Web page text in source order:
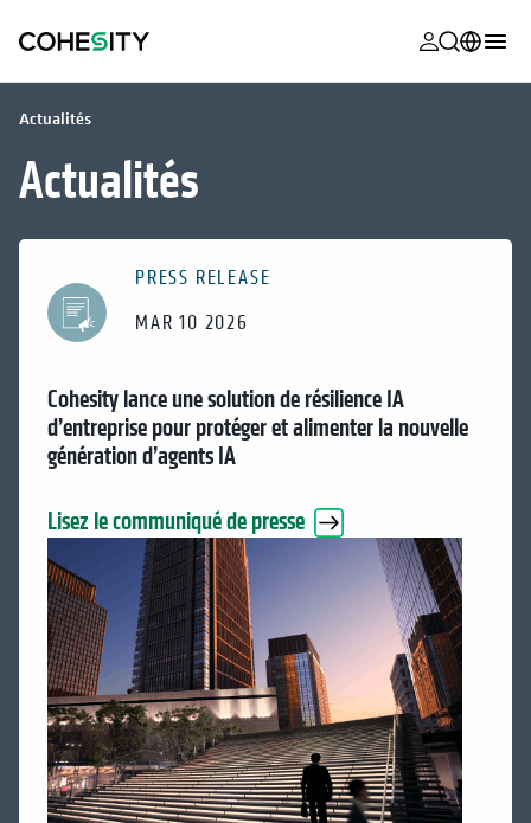
s’ouvre
s’ouvre
s’ouvre
Assistance
s’ouvre
s’ouvre
s’ouvre
Community
s’ouvre
s’ouvre
日本語 (Japan)
Español (Spain)
Actualités
Actualités
PRESS RELEASE
MAR 10 2026
Cohesity lance une solution de résilience IA
d’entreprise pour protéger et alimenter la nouvelle
génération d’agents IA
Lisez le communiqué de presse